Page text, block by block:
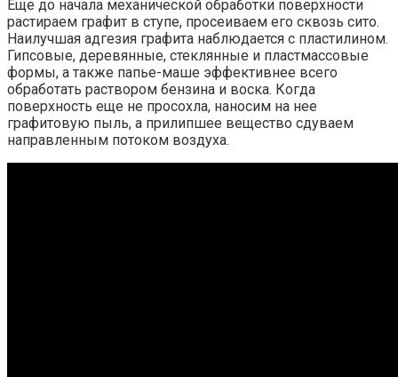
Еще до начала механической обработки поверхности
растираем графит в ступе, просеиваем его сквозь сито.
Наилучшая адгезия графита наблюдается с пластилином.
Гипсовые, деревянные, стеклянные и пластмассовые
формы, а также папье-маше эффективнее всего
обработать раствором бензина и воска. Когда
поверхность еще не просохла, наносим на нее
графитовую пыль, а прилипшее вещество сдуваем
направленным потоком воздуха.